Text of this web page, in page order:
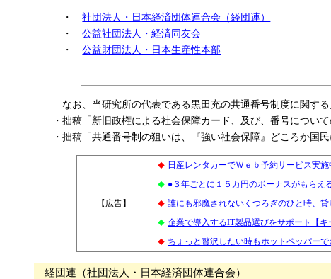
・社団法人・日本経済団体連合会（経団連）
・公益社団法人・経済同友会
・公益財団法人・日本生産性本部
なお、当研究所の代表である黒田充の共通番号制度に関する
・拙稿「新旧政権による社会保障カード、及び、番号について
・拙稿「共通番号制の狙いは、『強い社会保障』どころか国
【広告】
◆ 日産レンタカーでＷｅｂ予約サービス実
◆ ●３年ごとに１５万円のボーナスがもらえ
◆ 誰にも邪魔されないくつろぎのひと時、
◆ 企業で導入するIT製品選びをサポート【キ
◆ ちょっと贅沢したい時もホットペッパー
経団連（社団法人・日本経済団体連合会）